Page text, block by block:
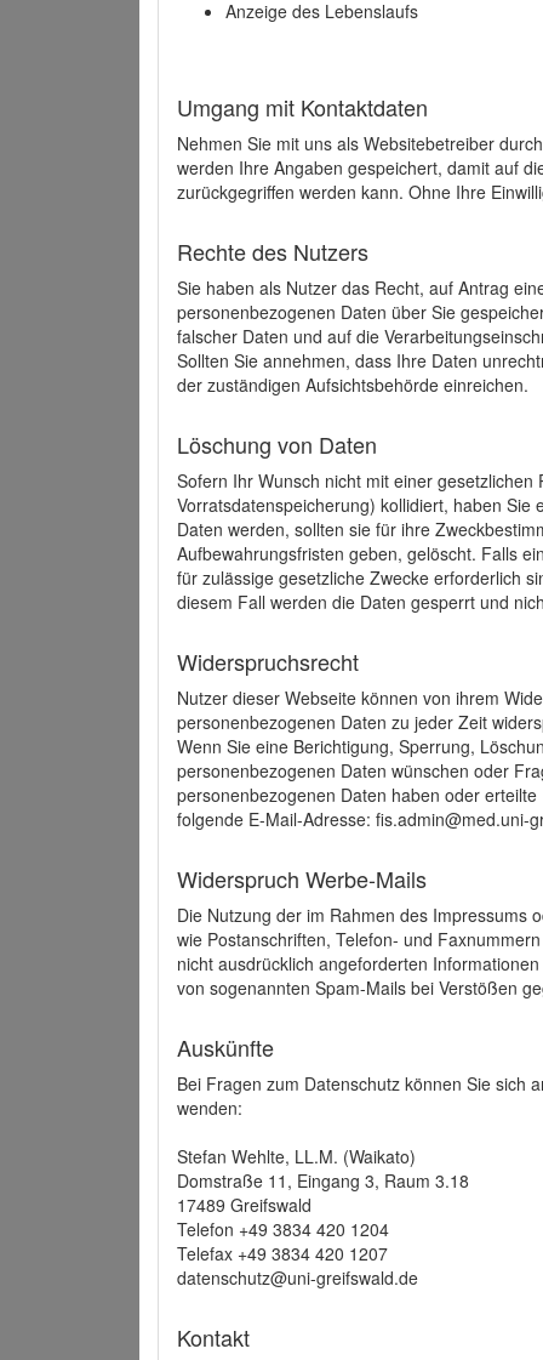
Anzeige des Lebenslaufs
Umgang mit Kontaktdaten
Nehmen Sie mit uns als Websitebetreiber
werden Ihre Angaben gespeichert, damit auf
zurückgegriffen werden kann. Ohne Ihre
Rechte des Nutzers
Sie haben als Nutzer das Recht, auf Antrag
personenbezogenen Daten über Sie
falscher Daten und auf die
Sollten Sie annehmen, dass Ihre Daten
der zuständigen Aufsichtsbehörde einreichen.
Löschung von Daten
Sofern Ihr Wunsch nicht mit einer
Vorratsdatenspeicherung) kollidiert, haben
Daten werden, sollten sie für ihre
Aufbewahrungsfristen geben, gelöscht. Falls
für zulässige gesetzliche Zwecke erforderlich
diesem Fall werden die Daten gesperrt und
Widerspruchsrecht
Nutzer dieser Webseite können von ihrem
personenbezogenen Daten zu jeder Zeit
Wenn Sie eine Berichtigung, Sperrung,
personenbezogenen Daten wünschen oder
personenbezogenen Daten haben oder
folgende E-Mail-Adresse: fis.admin@med.uni-
Widerspruch Werbe-Mails
Die Nutzung der im Rahmen des Impressums
wie Postanschriften, Telefon- und
nicht ausdrücklich angeforderten
von sogenannten Spam-Mails bei Verstößen
Auskünfte
Bei Fragen zum Datenschutz können Sie sich
wenden:
Stefan Wehlte, LL.M. (Waikato)
Domstraße 11, Eingang 3, Raum 3.18
17489 Greifswald
Telefon +49 3834 420 1204
Telefax +49 3834 420 1207
datenschutz@uni-greifswald.de
Kontakt